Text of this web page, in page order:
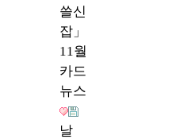
쓸신
잡」
11월
카드
뉴스
날